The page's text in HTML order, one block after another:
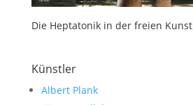
Die Heptatonik in der freien Kunst
Künstler
Albert Plank